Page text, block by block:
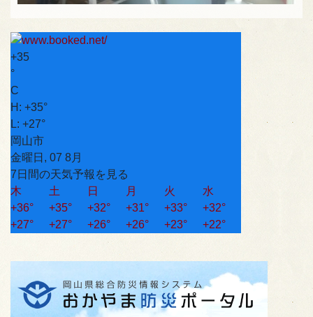
+35
°
C
H: +35°
L: +27°
岡山市
金曜日, 07 8月
7日間の天気予報を見る
木
土 日 月 火
水
+36° +35° +32° +31° +33° +32°
+27° +27° +26° +26° +23° +22°